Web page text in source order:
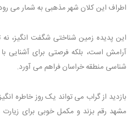
اطراف این کلان شهر مذهبی به شمار می
این پدیده زمین شناختی شگفت انگیز، نه
آرامش است، بلکه فرصتی برای آشنایی
شناسی منطقه خراسان فراهم می آورد.
بازدید از گراب می تواند یک روز خاطره
مشهد رقم بزند و مکمل خوبی برای